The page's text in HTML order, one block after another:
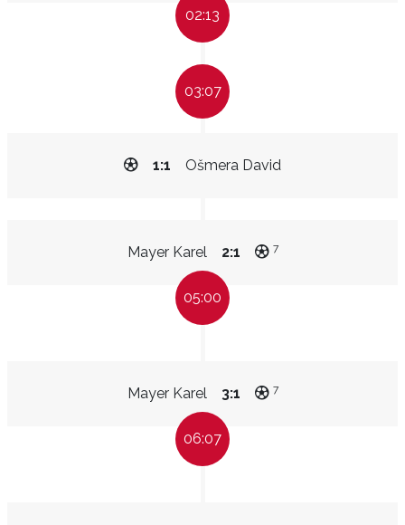
02:13
03:07
Ošmera David
1:1
Mayer Karel 2:1 7
05:00
Mayer Karel 3:1 7
06:07